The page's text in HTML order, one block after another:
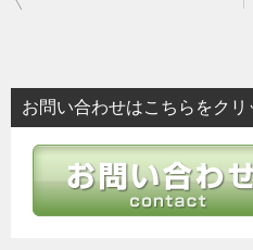
ビ
ゲ
お問い合わせはこちらをクリ